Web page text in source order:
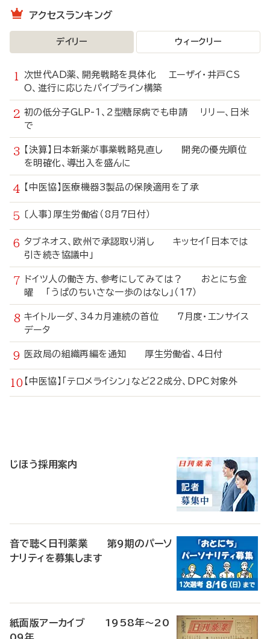
アクセスランキング
デイリー ウィークリー
次世代AD薬、開発戦略を具体化 エーザイ・井戸CS
O、進行に応じたパイプライン構築
初の低分子GLP-1、2型糖尿病でも申請 リリー、日米
で
【決算】日本新薬が事業戦略見直し 開発の優先順位
を明確化、導出入を盛んに
【中医協】医療機器3製品の保険適用を了承
〔人事〕厚生労働省（8月7日付）
タブネオス、欧州で承認取り消し キッセイ「日本では
引き続き協議中」
ドイツ人の働き方、参考にしてみては？ おとにち金
曜 「うぱのちいさな一歩のはなし」（17）
キイトルーダ、34カ月連続の首位 7月度・エンサイス
データ
医政局の組織再編を通知 厚生労働省、4日付
【中医協】「テロメライシン」など22成分、DPC対象外
じほう採用案内
音で聴く日刊薬業 第9期のパーソ
ナリティを募集します
紙面版アーカイブ 1958年～20